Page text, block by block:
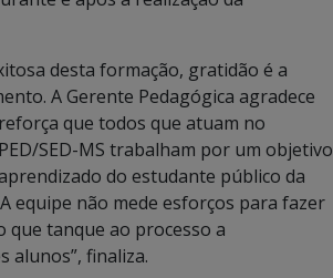
desta formação, gratidão é a
A Gerente Pedagógica agradece
que todos que atuam no
SED-MS trabalham por um objetivo
do estudante público da
equipe não mede esforços para fazer
que tanque ao processo a
alunos”, finaliza.